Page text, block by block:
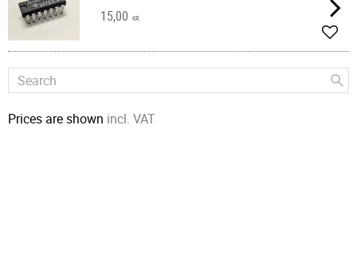
15,00 KR
Add
Prices are shown incl. VAT